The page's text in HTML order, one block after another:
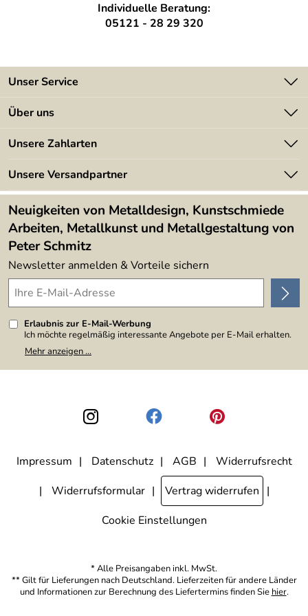
Individuelle Beratung:
05121 - 28 29 320
Unser Service
Kontakt
Kundeninformationen
Newsletter
Lieferbedingungen
Über uns
Angebote
Kundenbewertungen (394)
4,9/5
Unsere Zahlarten
Unsere Versandpartner
Neuigkeiten von Metalldesign, Kunstschmiede
Arbeiten, Metallkunst und Metallgestaltung von
Peter Schmitz
Newsletter anmelden & Vorteile sichern
Erlaubnis zur E-Mail-Werbung
Ich möchte regelmäßig interessante Angebote per E-Mail erhalten.
Meine E-Mail-Adresse wird nicht an andere Unternehmen
weitergegeben. Zu statistischen Zwecken wird in anonymer Form
den Link "Abmelden" am Ende des Newsletters anklicke. Die
Datenschutzerklärung
habe ich zur Kenntnis genommen.
Mehr anzeigen ...
Impressum Datenschutz AGB
Widerrufsrecht
Widerrufsformular
Vertrag widerrufen
Cookie Einstellungen
* Alle Preisangaben inkl. MwSt.
** Gilt für Lieferungen nach Deutschland. Lieferzeiten für andere Länder
und Informationen zur Berechnung des Liefertermins finden Sie hier.